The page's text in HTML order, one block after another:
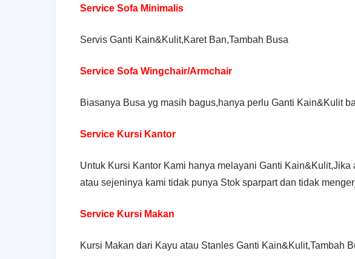
Service Sofa Minimalis
Servis Ganti Kain&Kulit,Karet Ban,Tambah Busa
Service Sofa Wingchair/Armchair
Biasanya Busa yg masih bagus,hanya perlu Ganti Kain&Kulit
Service Kursi Kantor
Untuk Kursi Kantor Kami hanya melayani Ganti
atau sejeninya kami tidak punya Stok sparpart dan tidak
Service Kursi Makan
Kursi Makan dari Kayu atau Stanles Ganti Kain&Kulit,Tambah